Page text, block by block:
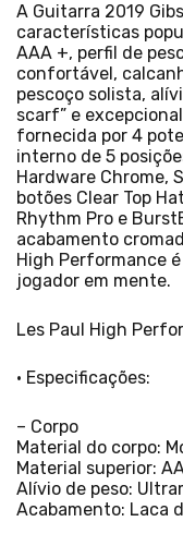
A Guitarra 2019
características
AAA +, perfil de
confortável,
pescoço solista,
scarf” e
fornecida por 4
interno de 5
Hardware Chrome,
botões Clear Top
Rhythm Pro e
acabamento
High Performance
jogador em mente.
Les Paul High
• Especificações:
– Corpo
Material do corpo:
Material superior:
Alívio de peso:
Acabamento: Laca